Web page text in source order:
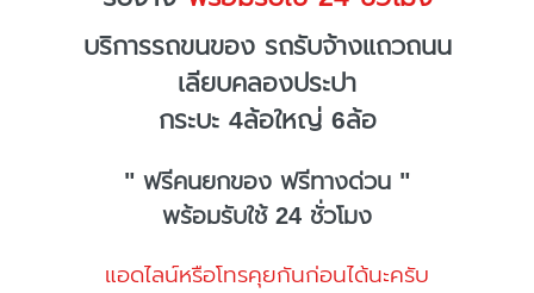
บริการรถขนของ รถรับจ้างแถวถนน
เลียบคลองประปา
กระบะ 4ล้อใหญ่ 6ล้อ
" ฟรีคนยกของ ฟรีทางด่วน "
พร้อมรับใช้ 24 ชั่วโมง
แอดไลน์หรือโทรคุยกันก่อนได้นะครับ